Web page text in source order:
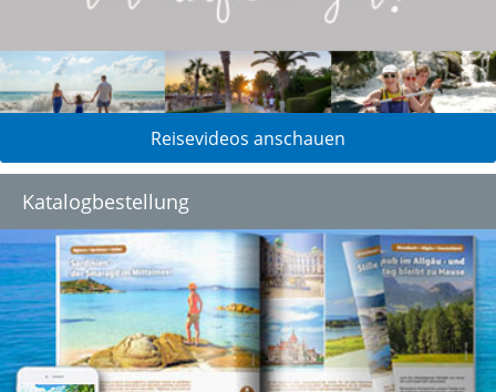
Reisevideos anschauen
Katalogbestellung